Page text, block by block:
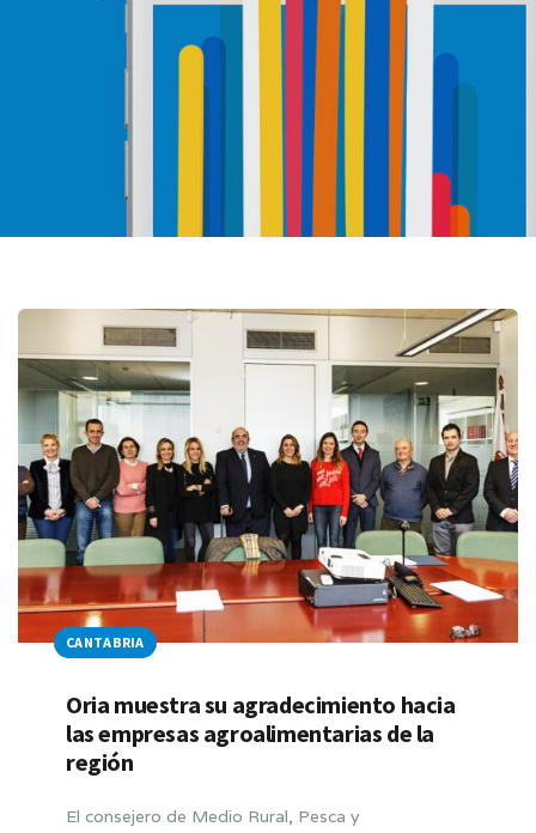
CANTABRIA
Oria muestra su agradecimiento hacia
las empresas agroalimentarias de la
región
El consejero de Medio Rural, Pesca y